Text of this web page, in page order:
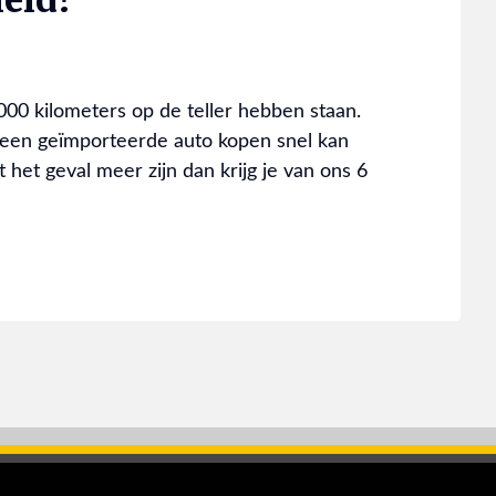
kilometers op de teller hebben staan.
geïmporteerde auto kopen snel kan
geval meer zijn dan krijg je van ons 6